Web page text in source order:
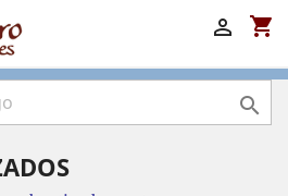
shopping_cart

